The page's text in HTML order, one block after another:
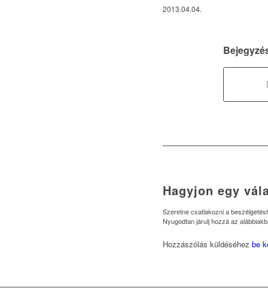
2013.04.04.
Hagyjon egy
Szeretne csatlakozni a
Nyugodtan járulj hozzá az
Hozzászólás küldéséhez be